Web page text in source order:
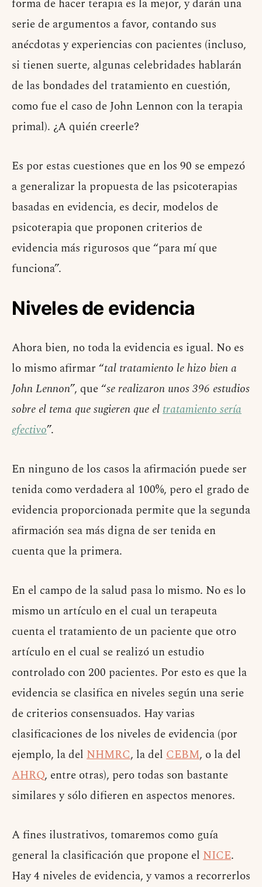
forma de hacer terapia es la mejor, y darán una
serie de argumentos a favor, contando sus
anécdotas y experiencias con pacientes (incluso,
si tienen suerte, algunas celebridades hablarán
de las bondades del tratamiento en cuestión,
como fue el caso de John Lennon con la terapia
primal). ¿A quién creerle?
Es por estas cuestiones que en los 90 se empezó
a generalizar la propuesta de las psicoterapias
basadas en evidencia, es decir, modelos de
psicoterapia que proponen criterios de
evidencia más rigurosos que “para mí que
funciona”.
Niveles de evidencia
Ahora bien, no toda la evidencia es igual. No es
lo mismo afirmar “tal tratamiento le hizo bien a
John Lennon”, que “se realizaron unos 396 estudios
sobre el tema que sugieren que eltratamiento sería
efectivo”.
En ninguno de los casos la afirmación puede ser
tenida como verdadera al 100%, pero el grado de
evidencia proporcionada permite que la segunda
afirmación sea más digna de ser tenida en
cuenta que la primera.
En el campo de la salud pasa lo mismo. No es lo
mismo un artículo en el cual un terapeuta
cuenta el tratamiento de un paciente que otro
artículo en el cual se realizó un estudio
controlado con 200 pacientes. Por esto es que la
evidencia se clasifica en niveles según una serie
de criterios consensuados. Hay varias
clasificaciones de los niveles de evidencia (por
ejemplo, la del NHMRC, la del CEBM, o la del
AHRQ, entre otras), pero todas son bastante
similares y sólo difieren en aspectos menores.
A fines ilustrativos, tomaremos como guía
general la clasificación que propone el NICE.
Hay 4 niveles de evidencia, y vamos a recorrerlos